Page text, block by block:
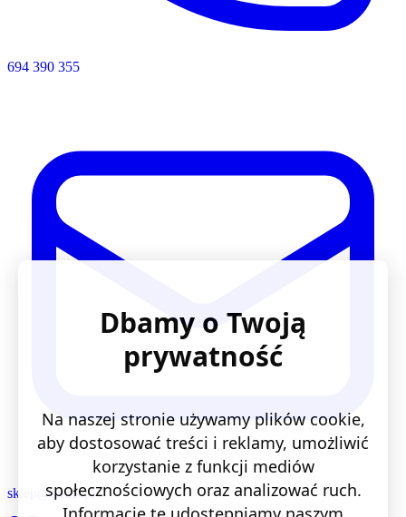
694 390 355
sklep@lentis.pl
Dbamy o Twoją
prywatność
Na naszej stronie używamy plików cookie,
aby dostosować treści i reklamy, umożliwić
korzystanie z funkcji mediów
społecznościowych oraz analizować ruch.